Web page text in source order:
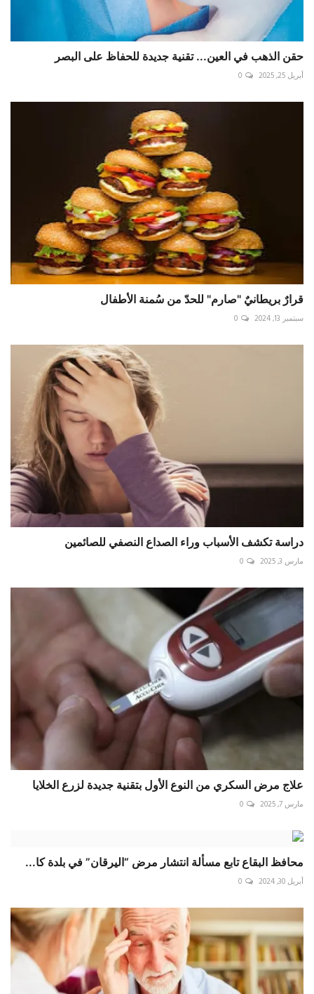
حقن الذهب في العين... تقنية جديدة للحفاظ على البصر
أبريل 25, 2025 0
قرارٌ بريطانيٌ "صارم" للحدّ من سُمنة الأطفال
سبتمبر 13, 2024 0
دراسة تكشف الأسباب وراء الصداع النصفي للصائمين
مارس 3, 2025 0
علاج مرض السكري من النوع الأول بتقنية جديدة لزرع الخلايا
مارس 7, 2025 0
محافظ البقاع تابع مسألة انتشار مرض “اليرقان” في بلدة كا...
أبريل 30, 2024 0